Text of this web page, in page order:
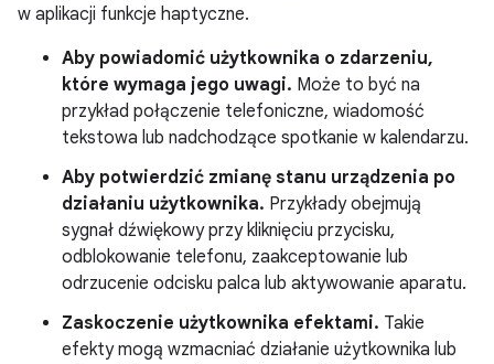
w aplikacji funkcje haptyczne.
Aby powiadomić użytkownika o zdarzeniu,
które wymaga jego uwagi. Może to być na
przykład połączenie telefoniczne, wiadomość
tekstowa lub nadchodzące spotkanie w kalendarzu.
Aby potwierdzić zmianę stanu urządzenia po
działaniu użytkownika. Przykłady obejmują
sygnał dźwiękowy przy kliknięciu przycisku,
odblokowanie telefonu, zaakceptowanie lub
odrzucenie odcisku palca lub aktywowanie aparatu.
Zaskoczenie użytkownika efektami. Takie
efekty mogą wzmacniać działanie użytkownika lub